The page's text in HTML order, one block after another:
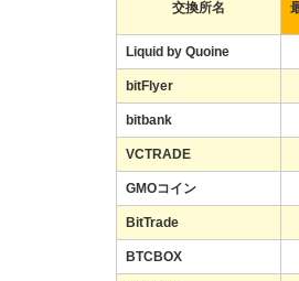
交換所名
Liquid by Quoine
bitFlyer
bitbank
VCTRADE
GMOコイン
BitTrade
BTCBOX